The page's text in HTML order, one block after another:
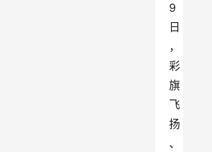
9
日
，
彩
旗
飞
扬
、